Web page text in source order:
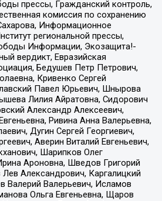
прессы, Гражданский контроль,
комиссия по сохранению
Информационное
региональной прессы,
Информации, Экозащита!-
вердикт, Евразийская
Бедушев Петр Петрович,
Кривенко Сергей
Павел Юрьевич, Шнырова
Лилия Айратовна, Сидорович
Александр Алексеевич,
Ривина Анна Валерьевна,
Дугин Сергей Георгиевич,
Аверин Виталий Евгеньевич,
Шарипков Олег
Ароновна, Шведов Григорий
Александрович, Каргалицкий
Валерий Валерьевич, Исламов
Ольга Евгеньевна, Щаров